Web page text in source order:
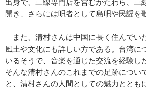
開き、さらには唄者として島唄や民謡を
また、清村さんは中国に長く住んでい
風土や文化にも詳しい方である。台湾に
いるそうで、音楽を通じた交流を経験し
そんな清村さんのこれまでの足跡につい
と、清村さんの人間としての魅力ととも